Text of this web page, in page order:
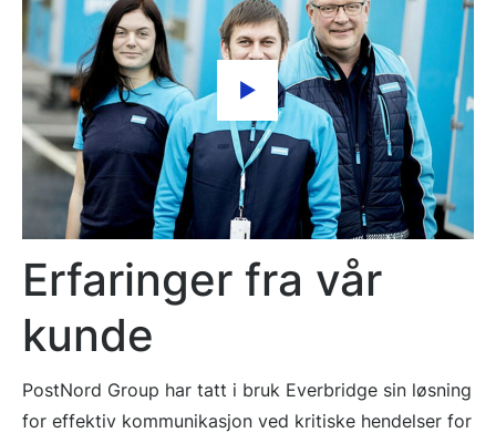
Erfaringer fra vår
kunde
PostNord Group har tatt i bruk Everbridge sin løsning
for effektiv kommunikasjon ved kritiske hendelser for